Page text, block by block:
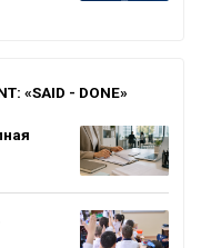
«SAID - DONE»